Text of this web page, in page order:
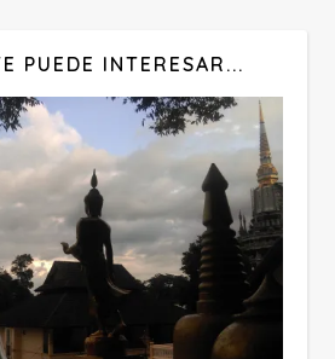
PUEDE INTERESAR...